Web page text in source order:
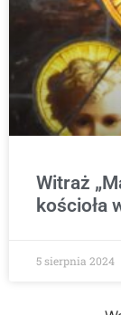
Witraż
kościoła
5 sierpnia 2024